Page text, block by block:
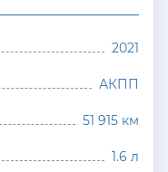
2021
АКПП
51 915 км
1.6 л